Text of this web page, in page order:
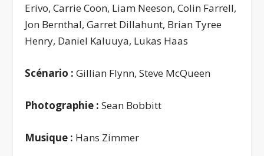
Erivo, Carrie Coon, Liam Neeson, Colin Farrell,
Jon Bernthal, Garret Dillahunt, Brian Tyree
Henry, Daniel Kaluuya, Lukas Haas
Scénario : Gillian Flynn, Steve McQueen
Photographie : Sean Bobbitt
Musique : Hans Zimmer